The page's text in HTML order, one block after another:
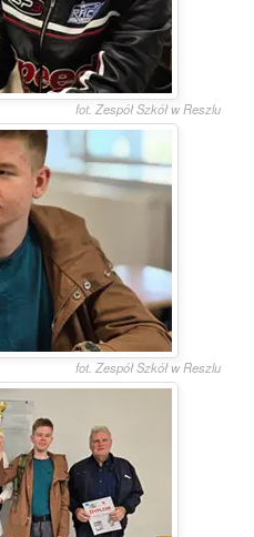
fot. Zespół Szkół w Reszlu
fot. Zespół Szkół w Reszlu